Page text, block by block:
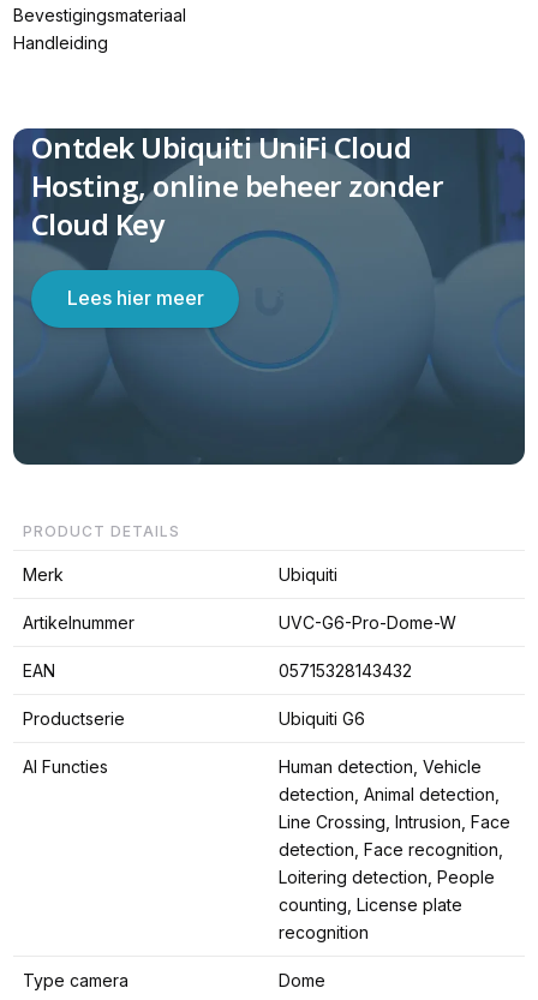
Bevestigingsmateriaal
Handleiding
Ontdek Ubiquiti UniFi Cloud
Hosting, online beheer zonder
Cloud Key
Lees hier meer
PRODUCT DETAILS
Merk Ubiquiti
Artikelnummer UVC-G6-Pro-Dome-W
EAN 05715328143432
Productserie Ubiquiti G6
AI Functies
Human detection, Vehicle
detection, Animal detection,
Line Crossing, Intrusion, Face
detection, Face recognition,
Loitering detection, People
counting, License plate
recognition
Type camera Dome